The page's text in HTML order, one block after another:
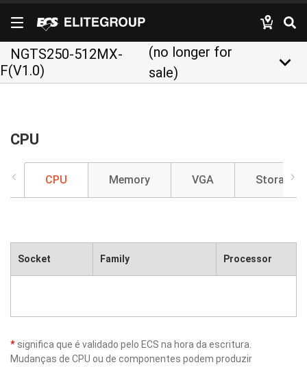
NGTS250-512MX-
F(V1.0)
(no longer for
sale)
keyboard_arrow_down
CPU
CPU Memory VGA Storage
Socket Family Processor
* significa que é validado pelo ECS na hora da escritura.
Mudanças de CPU ou de componentes podem produzir